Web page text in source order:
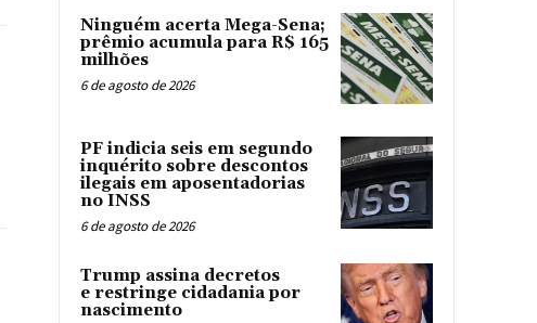
Ninguém acerta Mega-Sena;
prêmio acumula para R$ 165
milhões
6 de agosto de 2026
PF indicia seis em segundo
inquérito sobre descontos
ilegais em aposentadorias
no INSS
6 de agosto de 2026
Trump assina decretos
e restringe cidadania por
nascimento